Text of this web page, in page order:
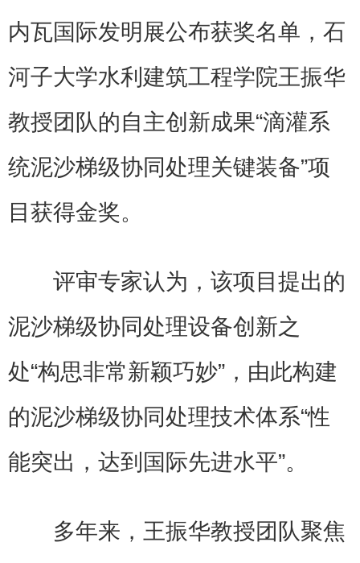
内瓦国际发明展公布获奖名单，石
河子大学水利建筑工程学院王振华
教授团队的自主创新成果“滴灌系
统泥沙梯级协同处理关键装备”项
目获得金奖。
评审专家认为，该项目提出的
泥沙梯级协同处理设备创新之
处“构思非常新颖巧妙”，由此构建
的泥沙梯级协同处理技术体系“性
能突出，达到国际先进水平”。
多年来，王振华教授团队聚焦